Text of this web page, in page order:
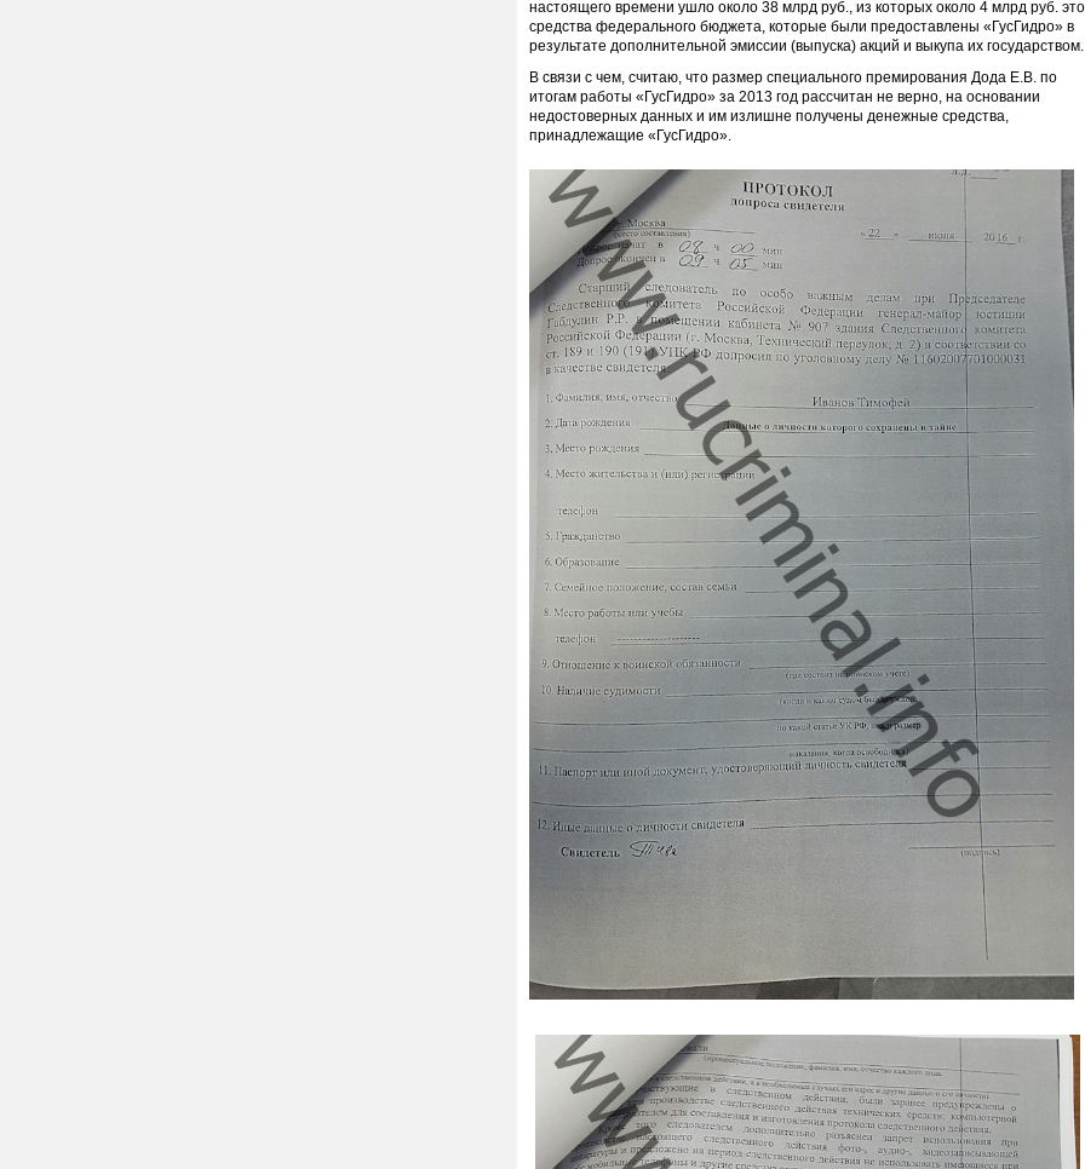
настоящего времени ушло около 38 млрд руб., из которых около 4 млрд руб. это
средства федерального бюджета, которые были предоставлены «ГусГидро» в
результате дополнительной эмиссии (выпуска) акций и выкупа их государством.
В связи с чем, считаю, что размер специального премирования Дода Е.В. по
итогам работы «ГусГидро» за 2013 год рассчитан не верно, на основании
недостоверных данных и им излишне получены денежные средства,
принадлежащие «ГусГидро».